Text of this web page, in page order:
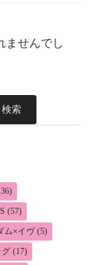
ませんでし
(57)
ム×イヴ(5)
グ (17)